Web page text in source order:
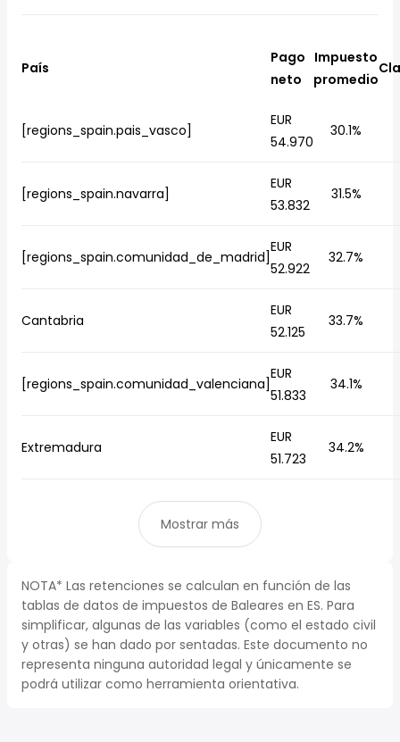
País
Pago
neto
Impuesto
promedio
[regions_spain.pais_vasco]
EUR
54.970
30.1%
[regions_spain.navarra]
EUR
53.832
31.5%
[regions_spain.comunidad_de_madrid]
EUR
52.922
32.7%
Cantabria
EUR
52.125
33.7%
[regions_spain.comunidad_valenciana]
EUR
51.833
34.1%
Extremadura
EUR
51.723
34.2%
Mostrar más
NOTA* Las retenciones se calculan en función de las
tablas de datos de impuestos de Baleares en ES. Para
simplificar, algunas de las variables (como el estado civil
y otras) se han dado por sentadas. Este documento no
representa ninguna autoridad legal y únicamente se
podrá utilizar como herramienta orientativa.